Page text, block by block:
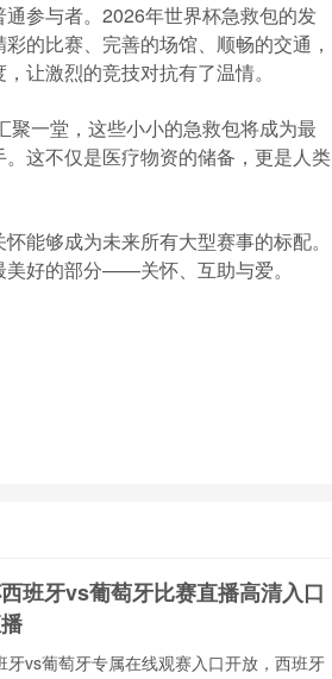
参与者。2026年世界杯急救包的发
的比赛、完善的场馆、顺畅的交通，
让激烈的竞技对抗有了温情。
一堂，这些小小的急救包将成为最
这不仅是医疗物资的储备，更是人类
能够成为未来所有大型赛事的标配。
好的部分——关怀、互助与爱。
班牙vs葡萄牙比赛直播高清入口
牙vs葡萄牙专属在线观赛入口开放，西班牙